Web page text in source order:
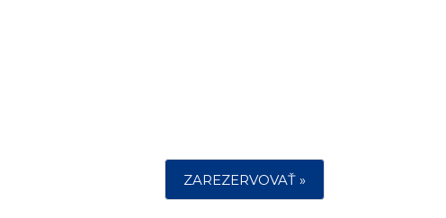
ZAREZERVOVAŤ »